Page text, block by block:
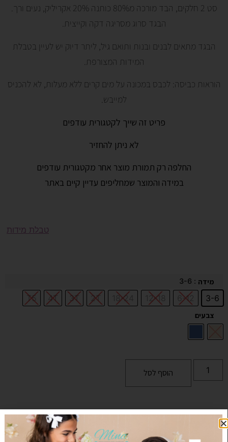
סט 2 חלקים, הבד מורכה מ80% כותנה 20% אקריליק, נעים ורך.
הבגד סרוג מסריגה דקה וקייצית.
הבגד מתאים לבנים ובנות ותואם גיל, ליתר דיוק יש לעיין בטבלת
המידות המצורפת.
הוראות כביסה: לכבס במכונה על מים קרים ללא מעלות, לא להכניס
למייבש.
פריט זה שייך לקטגורית עודפים
לא ניתן להחזיר
החלפה רק תמורת מוצר אחר מקטגורית עודפים
במידה והמוצר שמחליפים עדיין קיים באתר
טבלת מידות
מידה : 3-6
3-6
6-12
12-18
18-24
2T
3T
4T
T5
צבעים
הוסף לסל